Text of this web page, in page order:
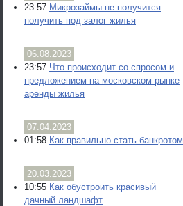
23:57 Микрозаймы не получится
получить под залог жилья
06.08.2023
23:57 Что происходит со спросом и
предложением на московском рынке
аренды жилья
07.04.2023
01:58 Как правильно стать банкротом
20.03.2023
10:55 Как обустроить красивый
дачный ландшафт